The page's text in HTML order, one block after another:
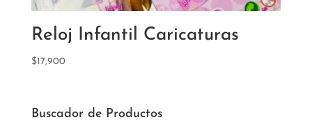
Reloj Infantil Caricaturas
$17,900
Buscador de Productos